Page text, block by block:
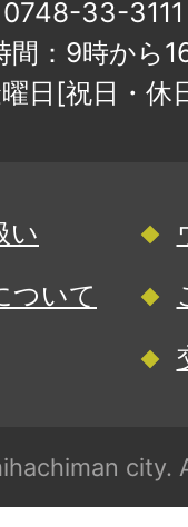
0748-33-
間：9時から
日[祝日・
い
ついて
city.